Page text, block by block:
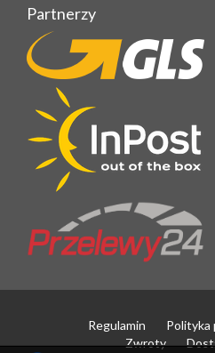
Partnerzy
Regulamin Polityka
Zwroty